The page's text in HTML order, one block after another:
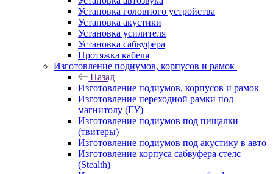
Установка головного устройства
Установка акустики
Установка усилителя
Установка сабвуфера
Протяжка кабеля
Изготовление подиумов, корпусов и рамок
Назад
Изготовление подиумов, корпусов и рамок
Изготовление переходной рамки под
магнитолу (ГУ)
Изготовление подиумов под пищалки
(твитеры)
Изготовление подиумов под акустику в авто
Изготовление корпуса сабвуфера стелс
(Stealth)